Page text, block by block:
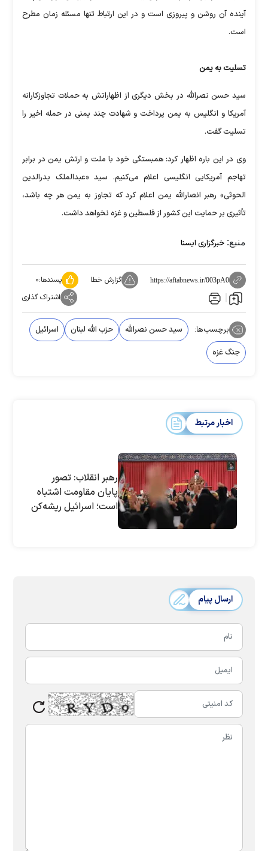
آینده آن روشن و پیروزی است و در این ارتباط تنها مسئله زمان مطرح
است.
تسلیت به یمن
سید حسن نصرالله در بخش دیگری از اظهاراتش به حملات تجاوزکارانه
آمریکا و انگلیس به یمن پرداخت و شهادت چند یمنی در حمله اخیر را
تسلیت گفت.
وی در این باره اظهار کرد: همبستگی خود با ملت و ارتش یمن در برابر
تهاجم آمریکایی انگلیسی اعلام می‌کنیم. سید «عبدالملک بدرالدین
الحوثی» رهبر انصارالله یمن اعلام کرد که تجاوز به یمن هر چه باشد،
تأثیری بر حمایت این کشور از فلسطین و غزه نخواهد داشت.
منبع: خبرگزاری ایسنا
https://aftabnews.ir/003pA0 گزارش خطا پسندها:۰
اشتراک گذاری
برچسب‌ها: سید حسن نصرالله حزب الله لبنان
اسرائیل
جنگ غزه
اخبار مرتبط
رهبر انقلاب: تصور
پایان مقاومت اشتباه
است؛ اسرائیل ریشه‌کن
ارسال پیام